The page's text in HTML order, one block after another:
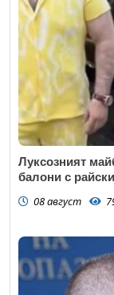
Луксозният
балони с райски
08 август